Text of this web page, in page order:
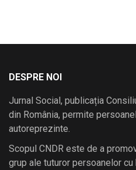
DESPRE NOI
Jurnal Social, publicația
din România, permite
autoreprezinte.
Scopul CNDR este de a
grup ale tuturor persoanelor